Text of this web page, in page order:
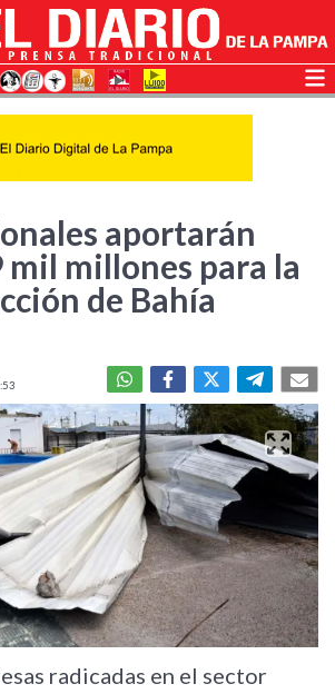
aportarán
mil millones para la
de Bahía
radicadas en el sector